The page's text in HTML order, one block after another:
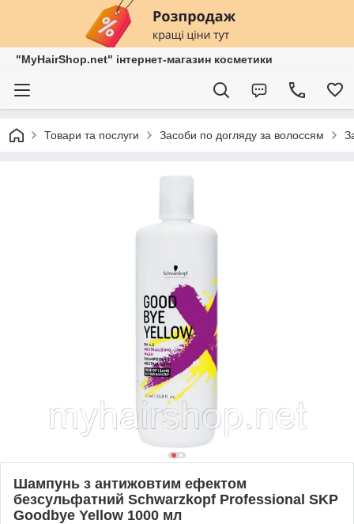
"MyHairShop.net" інтернет-магазин косметики
Товари та послуги Засоби по догляду за волоссям
Шампунь з антижовтим ефектом
безсульфатний Schwarzkopf Professional SKP
Goodbye Yellow 1000 мл